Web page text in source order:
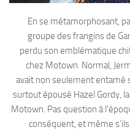
En se métamorphosant,
groupe des frangins de
perdu son emblématique
chez Motown. Normal,
avait non seulement entamé
surtout épousé Hazel Gordy,
Motown. Pas question à
conséquent, et même